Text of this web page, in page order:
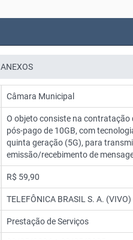
ANEXOS
Câmara Municipal
O objeto consiste na contratação
pós-pago de 10GB, com
quinta geração (5G), para
emissão/recebimento de
R$ 59,90
TELEFÔNICA BRASIL S. A. (VIVO)
Prestação de Serviços